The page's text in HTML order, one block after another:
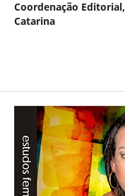
Coordenação Editorial,
Catarina